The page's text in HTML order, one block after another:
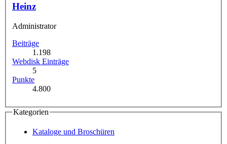
Heinz
Administrator
Beiträge
1.198
Webdisk Einträge
5
Punkte
4.800
Kategorien
Kataloge und Broschüren